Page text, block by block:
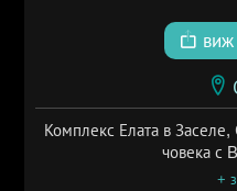
виж
Комплекс Елата в
човека с
+